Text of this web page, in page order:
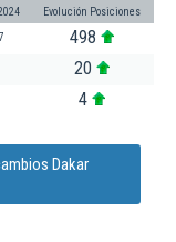
Evolución Posiciones
498
20
4
Dakar